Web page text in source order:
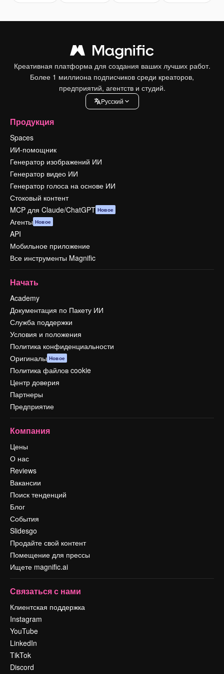
Креативная платформа для создания ваших лучших работ.
Более 1 миллиона подписчиков среди креаторов,
предприятий, агентств и студий.
Pусский
Продукция
Spaces
ИИ-помощник
Генератор изображений ИИ
Генератор видео ИИ
Генератор голоса на основе ИИ
Стоковый контент
MCP для Claude/ChatGPT Новое
Агенты Новое
API
Мобильное приложение
Все инструменты Magnific
Начать
Academy
Документация по Пакету ИИ
Служба поддержки
Условия и положения
Политика конфиденциальности
Оригиналы Новое
Политика файлов cookie
Центр доверия
Партнеры
Предприятие
Компания
Цены
О нас
Reviews
Вакансии
Поиск тенденций
Блог
События
Slidesgo
Продайте свой контент
Помещение для прессы
Ищете magnific.ai
Связаться с нами
Клиентская поддержка
Instagram
YouTube
LinkedIn
TikTok
Discord